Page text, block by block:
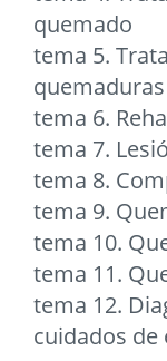
quemado
tema 5.
quemaduras
tema 6.
tema 7.
tema 8.
tema 9.
tema 10.
tema 11.
tema 12.
cuidados